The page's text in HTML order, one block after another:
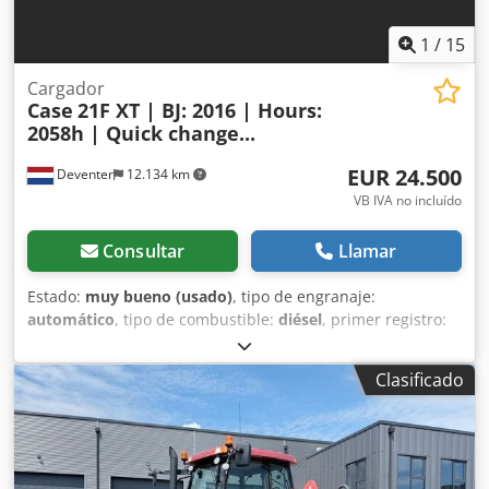
1 / 15
Deventer 12.134 km
Cargador
Case 21F XT | BJ: 2016 | Hours:
2058h | Quick change...
EUR 24.500
VB IVA no incluído
Consultar Llamar
Estado: muy bueno (usado), tipo de engranaje:
automático, tipo de combustible: diésel, primer registro:
, Año de fabricación:2016
funcionamiento:2.058 h, Equipamiento:cabina, =
Opciones y accesorios adicionales = Csdezp N Umopfx
Agpsha - Cabina cerrada - Radio/reproductor de CD =
Notas = Pala cargadora CASE 21F XT, fabricada en 2016,
con solo 2.058 horas de funcionamiento. Esta pala
cargadora compacta y potente es de origen alemán y se
Clasificado